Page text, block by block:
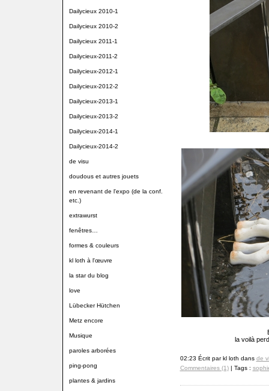
Dailycieux 2010-1
Dailycieux 2010-2
Dailycieux 2011-1
Dailycieux-2011-2
Dailycieux-2012-1
Dailycieux-2012-2
Dailycieux-2013-1
Dailycieux-2013-2
Dailycieux-2014-1
Dailycieux-2014-2
de visu
doudous et autres jouets
en revenant de l'expo (de la conf.
etc.)
extrawurst
fenêtres…
formes & couleurs
kl loth à l'œuvre
la star du blog
love
Lübecker Hütchen
Metz encore
Musique
paroles arborées
ping-pong
plantes & jardins
la voilà
02:23 Écrit par kl loth dans de
Commentaires (1)| Tags :